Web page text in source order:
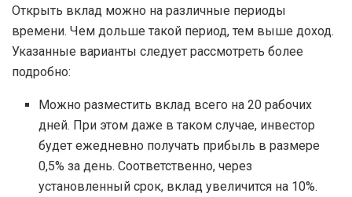
Открыть вклад можно на различные периоды
времени. Чем дольше такой период, тем выше доход.
Указанные варианты следует рассмотреть более
подробно:
Можно разместить вклад всего на 20 рабочих
дней. При этом даже в таком случае, инвестор
будет ежедневно получать прибыль в размере
0,5% за день. Соответственно, через
установленный срок, вклад увеличится на 10%.